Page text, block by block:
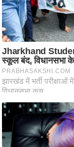
ज
नी
ति
वि
श्ले
ष
ण
स
म
सा
म